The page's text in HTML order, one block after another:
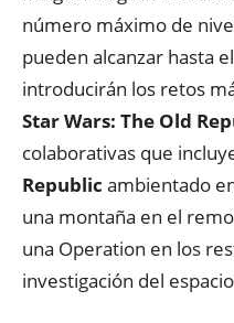
número máximo de
pueden alcanzar hasta
introducirán los retos
Star Wars: The Old
colaborativas que
Republic ambientado
una montaña en el
una Operation en los
investigación del